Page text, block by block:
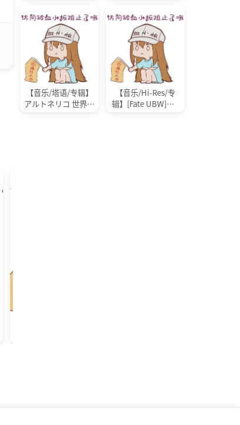
Hz/FLAC](2.49GB)
kHz/FLAC](692.8MB)
【音乐/塔语/专辑】
アルトネリコ 世界の
【音乐/Hi-Res/专
辑】[Fate UBW]「ri